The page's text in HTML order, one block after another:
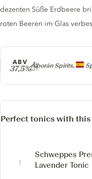
Producer
Alborán Spirits,
ABV
37,5%
dezenten Süße Erdbeere
roten Beeren im Glas
Perfect tonics with this
Schweppes
Lavender Tonic